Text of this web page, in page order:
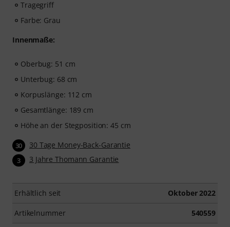
Tragegriff
Farbe: Grau
Innenmaße:
Oberbug: 51 cm
Unterbug: 68 cm
Korpuslänge: 112 cm
Gesamtlänge: 189 cm
Höhe an der Stegposition: 45 cm
30 30 Tage Money-Back-Garantie
3 3 Jahre Thomann Garantie
Erhältlich seit Oktober 2022
Artikelnummer 540559